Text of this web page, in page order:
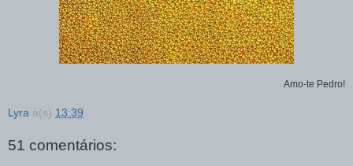
Amo-te Pedro!
Lyra à(s) 13:39
51 comentários: